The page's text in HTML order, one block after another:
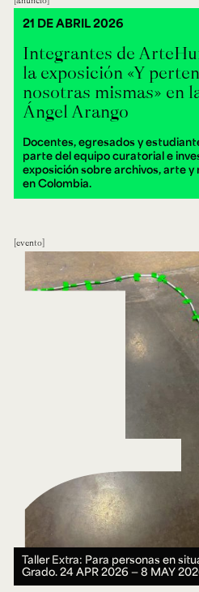
Integrantes de
la exposición «Y
nosotras mismas» en
Ángel Arango
Docentes, egresados y
parte del equipo curatorial e
exposición sobre archivos, arte
en Colombia.
21 DE ABRIL 2026
evento
Taller Extra: Para personas en
Grado.24 APR 2026 ― 8 MAY